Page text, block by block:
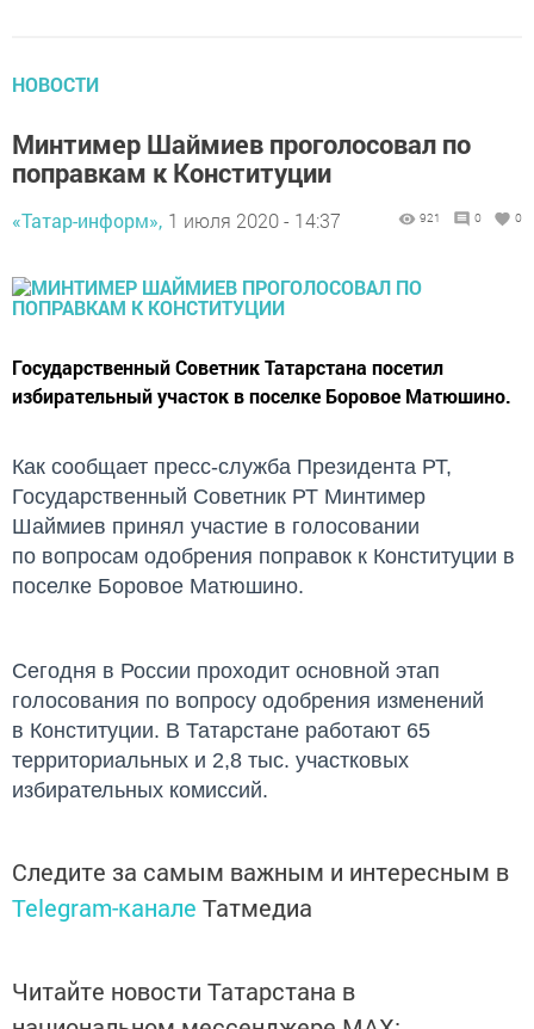
НОВОСТИ
Минтимер Шаймиев проголосовал по
поправкам к Конституции
«Татар-информ», 1 июля 2020 - 14:37 921 0 0
Государственный Советник Татарстана посетил
избирательный участок в поселке Боровое Матюшино.
Как сообщает пресс-служба Президента РТ,
Государственный Советник РТ Минтимер
Шаймиев принял участие в голосовании
по вопросам одобрения поправок к Конституции в
поселке Боровое Матюшино.
Сегодня в России проходит основной этап
голосования по вопросу одобрения изменений
в Конституции. В Татарстане работают 65
территориальных и 2,8 тыс. участковых
избирательных комиссий.
Следите за самым важным и интересным в
Telegram-канале Татмедиа
Читайте новости Татарстана в